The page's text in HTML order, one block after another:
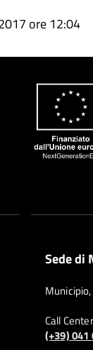
ore 12:04
Sede di
Call
(+39) 041